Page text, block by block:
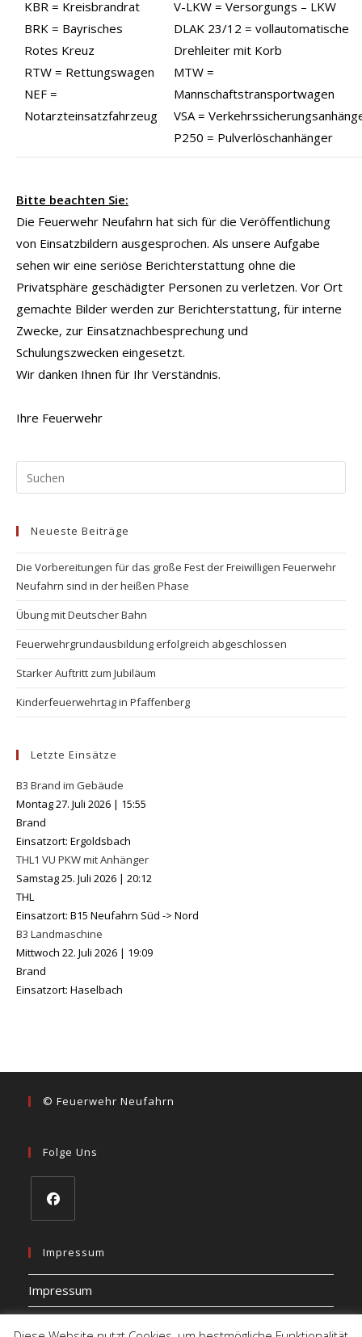
KBR = Kreisbrandrat
BRK = Bayrisches
Rotes Kreuz
RTW = Rettungswagen
NEF =
Notarzteinsatzfahrzeug
V-LKW = Versorgungs – LKW
DLAK 23/12 = vollautomatische
Drehleiter mit Korb
MTW =
Mannschaftstransportwagen
VSA =
P250 = Pulverlöschanhänger
Bitte beachten Sie:
Die Feuerwehr Neufahrn hat sich für die Veröffentlichung
von Einsatzbildern ausgesprochen. Als unsere Aufgabe
sehen wir eine seriöse Berichterstattung ohne die
Privatsphäre geschädigter Personen zu verletzen. Vor Ort
gemachte Bilder werden zur Berichterstattung, für interne
Zwecke, zur Einsatznachbesprechung und
Schulungszwecken eingesetzt.
Wir danken Ihnen für Ihr Verständnis.
Ihre Feuerwehr
Neueste Beiträge
Die Vorbereitungen für das große Fest der Freiwilligen Feuerwehr
Neufahrn sind in der heißen Phase
Übung mit Deutscher Bahn
Feuerwehrgrundausbildung erfolgreich abgeschlossen
Starker Auftritt zum Jubiläum
Kinderfeuerwehrtag in Pfaffenberg
Letzte Einsätze
B3 Brand im Gebäude
Montag 27. Juli 2026 | 15:55
Brand
Einsatzort: Ergoldsbach
THL1 VU PKW mit Anhänger
Samstag 25. Juli 2026 | 20:12
THL
Einsatzort: B15 Neufahrn Süd -> Nord
B3 Landmaschine
Mittwoch 22. Juli 2026 | 19:09
Brand
Einsatzort: Haselbach
© Feuerwehr Neufahrn
Folge Uns
in
a
new
tab
Impressum
Impressum